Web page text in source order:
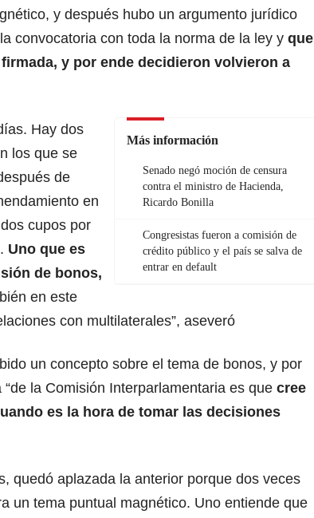
y después hubo un argumento jurídico
convocatoria con toda la norma de la ley y que
y por ende decidieron volvieron a
Más información
Senado negó moción de censura
contra el ministro de Hacienda,
Ricardo Bonilla
Congresistas fueron a comisión de
crédito público y el país se salva de
entrar en default
Hay dos
los que se
de
en
cupos por
Uno que es
de bonos,
en este
con multilaterales”, aseveró
un concepto sobre el tema de bonos, y por
la Comisión Interparlamentaria es que cree
es la hora de tomar las decisiones
quedó aplazada la anterior porque dos veces
un tema puntual magnético. Uno entiende que